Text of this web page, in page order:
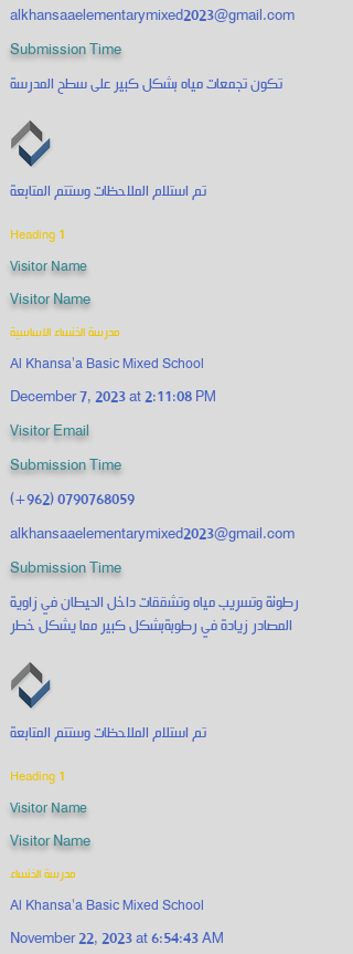
alkhansaaelementarymixed2023@gmail.com
Submission Time
تكون تجمعات مياه بشكل كبير على سطح المدرسة
تم استلام الملاحظات وستتم المتابعة
Heading 1
Visitor Name
Visitor Name
مدرسة الخنساء الاساسية
Al Khansa'a Basic Mixed School
December 7, 2023 at 2:11:08 PM
Visitor Email
Submission Time
(+962)0790768059
alkhansaaelementarymixed2023@gmail.com
Submission Time
رطونة وتسريب مياه وتشققات داخل الحيطان في زاوية
المصادر زيادة في رطوبةبشكل كبير مما يشكل خطر
تم استلام الملاحظات وستتم المتابعة
Heading 1
Visitor Name
Visitor Name
مدرسة الخنساء
Al Khansa'a Basic Mixed School
November 22, 2023 at 6:54:43 AM